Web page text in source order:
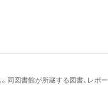
同図書館が所蔵する図書、レポー